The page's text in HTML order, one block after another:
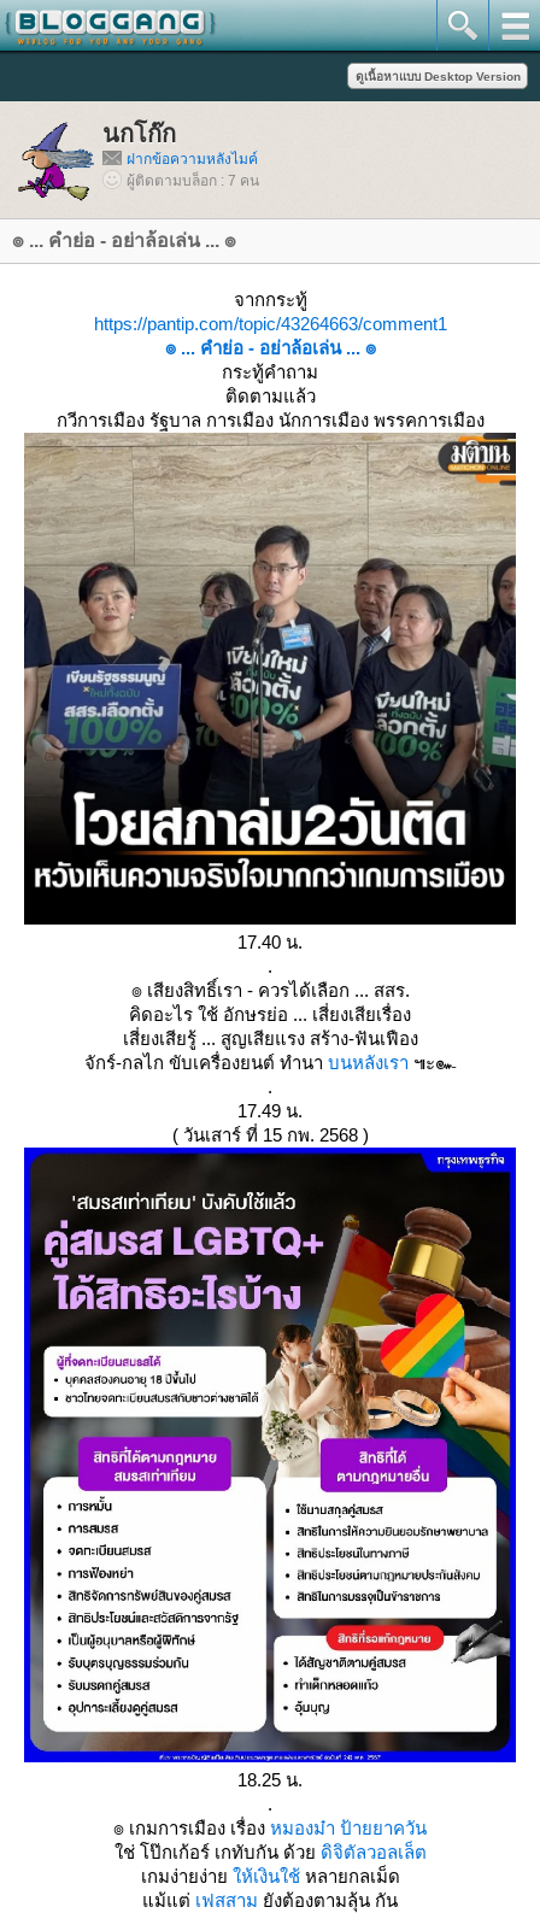
นกโก๊ก
ฝากข้อความหลังไมค์
ผู้ติดตามบล็อก : 7 คน
๏ ... คำย่อ - อย่าล้อเล่น ... ๏
จากกระทู้
https://pantip.com/topic/43264663/comment1
๏ ... คำย่อ - อย่าล้อเล่น ... ๏
กระทู้คำถาม
ติดตามแล้ว
กวีการเมือง รัฐบาล การเมือง นักการเมือง พรรคการเมือง
17.40 น.
.
๏ เสียงสิทธิ์เรา - ควรได้เลือก ... สสร.
คิดอะไร ใช้ อักษรย่อ ... เสี่ยงเสียเรื่อง
เสี่ยงเสียรู้ ... สูญเสียแรง สร้าง-ฟันเฟือง
จักร์-กลไก ขับเครื่องยนต์ ทำนา บนหลังเรา ๚ะ๛
.
17.49 น.
( วันเสาร์ ที่ 15 กพ. 2568 )
18.25 น.
.
๏ เกมการเมือง เรื่อง หมองม๋า ป้ายยาควัน
ช่ โป๊กเก้อร์ เกทับกัน ด้ว ดิจิตัลวอลเล็ต
เกมง่ายง่า ห้เงินใช้หลายกลเม็ด
ม้แต่ เฟสสาม ังต้องตามลุ้น กัน